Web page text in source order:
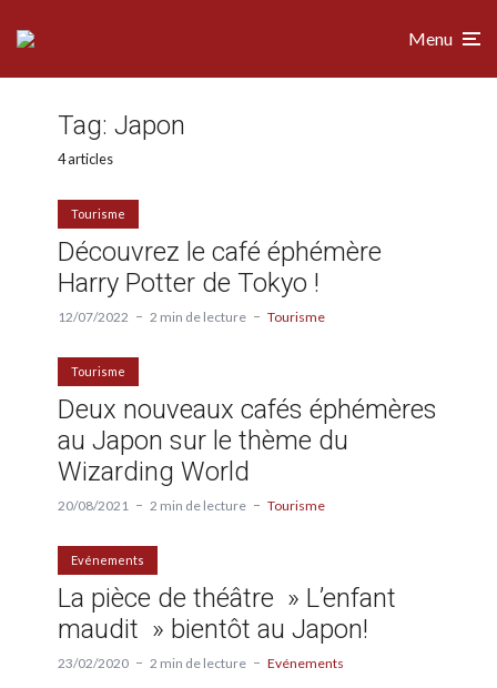
Menu
Tag: Japon
4 articles
Tourisme
Découvrez le café éphémère
Harry Potter de Tokyo !
12/07/2022 2 min de lecture Tourisme
Tourisme
Deux nouveaux cafés éphémères
au Japon sur le thème du
Wizarding World
20/08/2021 2 min de lecture Tourisme
Evénements
La pièce de théâtre » L’enfant
maudit » bientôt au Japon!
23/02/2020 2 min de lecture Evénements